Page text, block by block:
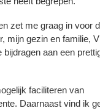
zet me graag in voor
mijn gezin en familie,
aan een
faciliteren van
Daarnaast vind ik